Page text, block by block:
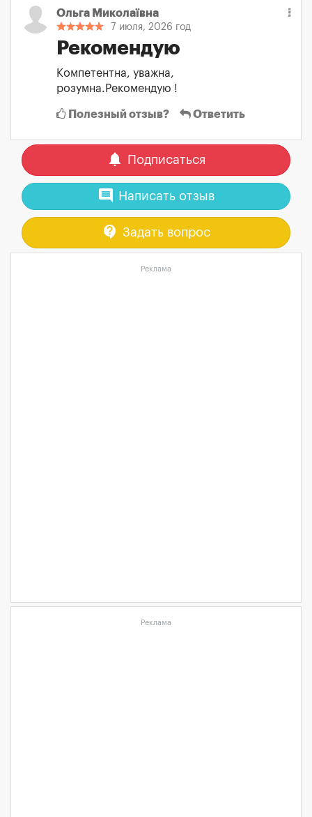
Ольга Миколаївна
7 июля, 2026 год
Рекомендую
Компетентна, уважна,
розумна.Рекомендую !
Полезный отзыв? Ответить
notifications Подписаться
comment Написать отзыв
contact_support Задать вопрос
Реклама
Реклама